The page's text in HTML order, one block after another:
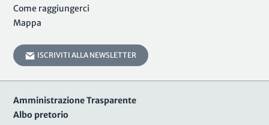
Come raggiungerci
Mappa
ISCRIVITI ALLA NEWSLETTER
Amministrazione Trasparente
Albo pretorio